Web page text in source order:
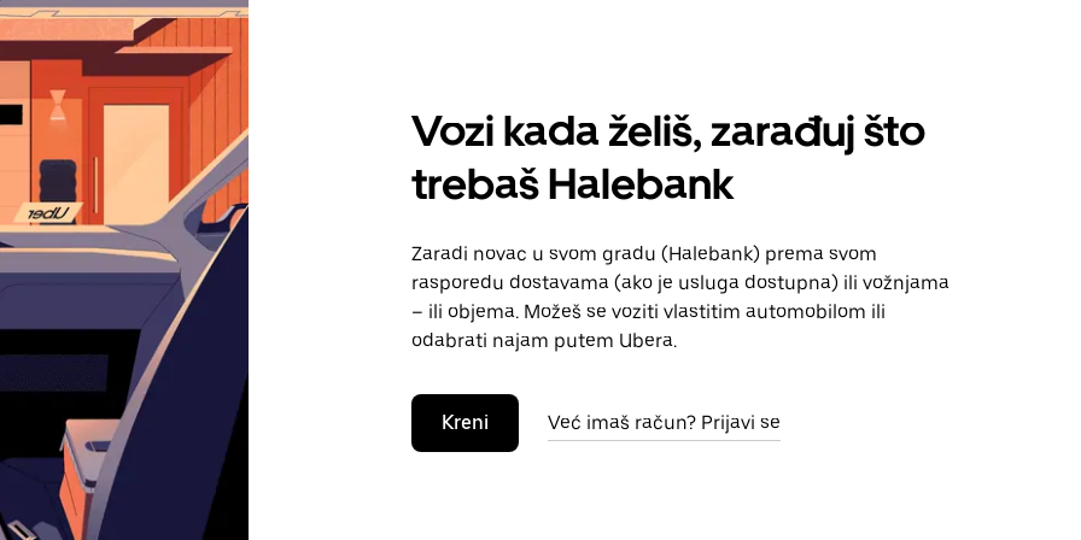
Vozi kada želiš, zarađuj što
trebaš Halebank
Zaradi novac u svom gradu (Halebank) prema svom
rasporedu dostavama (ako je usluga dostupna) ili vožnjama
– ili objema. Možeš se voziti vlastitim automobilom ili
odabrati najam putem Ubera.
Kreni Već imaš račun? Prijavi se